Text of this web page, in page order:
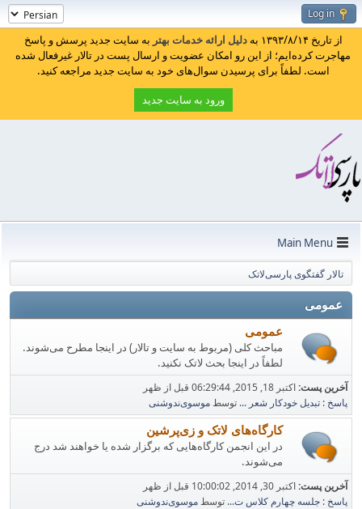
Log in
از تاریخ ۱۳۹۳/۸/۱۴ به دلیل ارائه خدمات بهتر به سایت جدید پرسش و پاسخ
مهاجرت کرده‌ایم؛ از این رو امکان عضویت و ارسال پست در تالار غیرفعال شده
است. لطفاً برای پرسیدن سوال‌های خود به سایت جدید مراجعه کنید.
ورود به سایت جدید
Main Menu
تالار گفتگوی پارسی‌لاتک
عمومی
عمومی
مباحث کلی (مربوط به سایت و تالار) در اینجا مطرح می‌شوند.
لطفاً در اینجا بحث لاتک نکنید.
آخرین پست:اکتبر 18, 2015, 06:29:44 قبل از ظهر
پاسخ : تبدیل خودکار شعر ... توسطموسوی‌ندوشنی
کارگاه‌های لاتک و زی‌پرشین
در این انجمن کارگاه‌هایی که برگزار شده یا خواهند شد درج
می‌شوند.
آخرین پست:اکتبر 30, 2014, 10:00:02 قبل از ظهر
پاسخ : جلسه چهارم کلاس ت... توسطموسوی‌ندوشنی